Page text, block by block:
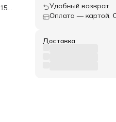
Удобный возврат
Оплата — картой,
Доставка